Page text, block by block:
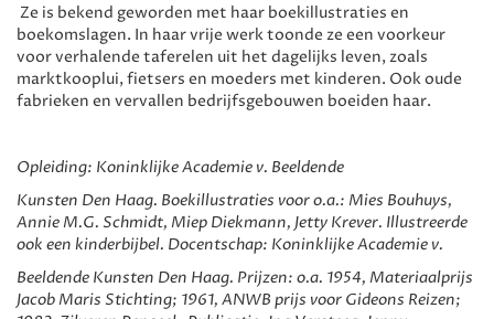
Ze is bekend geworden met haar boekillustraties en
boekomslagen. In haar vrije werk toonde ze een voorkeur
voor verhalende taferelen uit het dagelijks leven, zoals
marktkooplui, fietsers en moeders met kinderen. Ook oude
fabrieken en vervallen bedrijfsgebouwen boeiden haar.
Opleiding: Koninklijke Academie v. Beeldende
Kunsten Den Haag. Boekillustraties voor o.a.: Mies Bouhuys,
Annie M.G. Schmidt, Miep Diekmann, Jetty Krever. Illustreerde
ook een kinderbijbel. Docentschap: Koninklijke Academie v.
Beeldende Kunsten Den Haag. Prijzen: o.a. 1954, Materiaalprijs
Jacob Maris Stichting; 1961, ANWB prijs voor Gideons Reizen;